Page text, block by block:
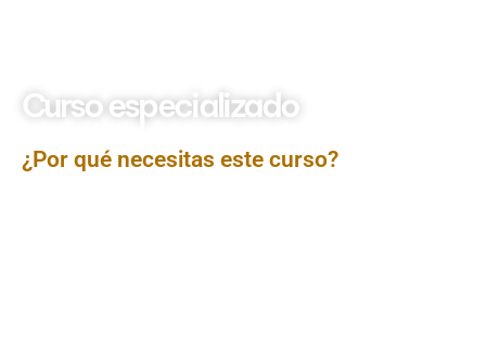
Curso especializado
¿Por qué necesitas este curso?